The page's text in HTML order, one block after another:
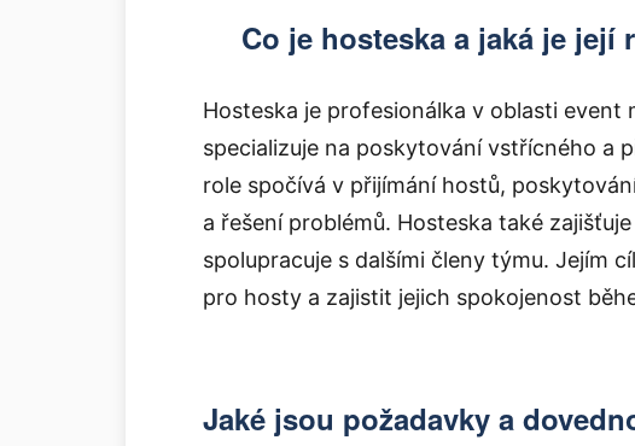
Co je hosteska a jaká je její
Hosteska je profesionálka v oblasti event
specializuje na poskytování vstřícného a
role spočívá v přijímání hostů,
a řešení problémů. Hosteska také
spolupracuje s dalšími členy týmu. Jejím
pro hosty a zajistit jejich spokojenost
Jaké jsou požadavky a